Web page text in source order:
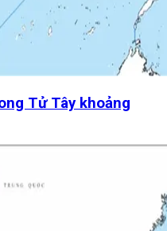
Tử Tây khoảng